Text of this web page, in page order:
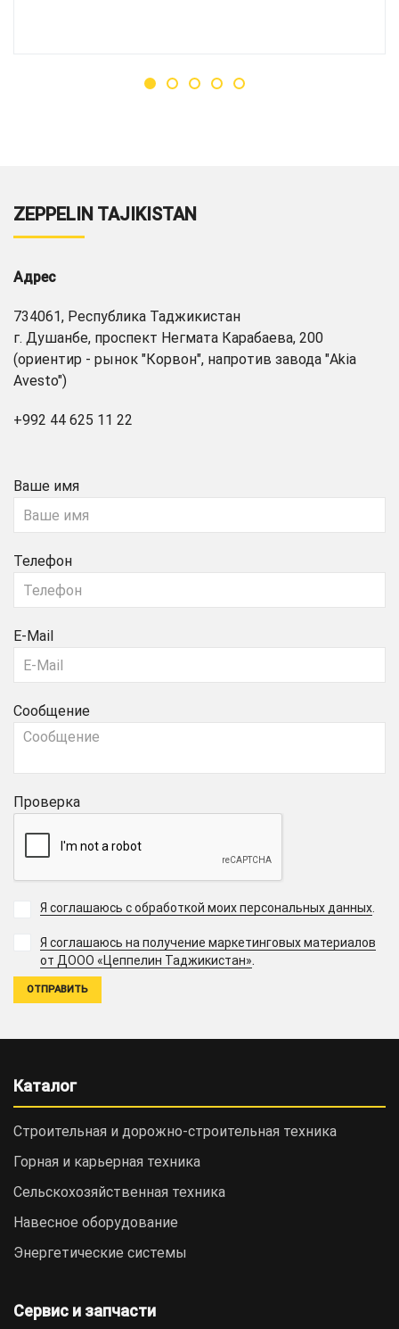
ZEPPELIN TAJIKISTAN
Адрес
734061, Республика Таджикистан
г. Душанбе, проспект Негмата Карабаева, 200
(ориентир - рынок "Корвон", напротив завода "Akia
Avesto")
+992 44 625 11 22
Ваше имя
Телефон
E-Mail
Сообщение
Проверка
Я соглашаюсь с обработкой моих персональных данных.
Я соглашаюсь на получение маркетинговых материалов
от ДООО «Цеппелин Таджикистан».
Каталог
Строительная и дорожно-cтроительная техника
Горная и карьерная техника
Сельскохозяйственная техника
Навесное оборудование
Энергетические системы
Сервис и запчасти